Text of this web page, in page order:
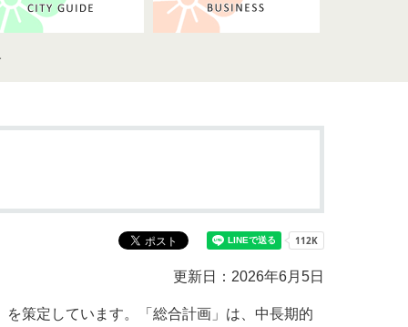
道路・交通・公園・都市計画
り
スク
戦傷・戦没者
選挙
市の窓口一覧
オープンデータ
商工業
更新日：2026年6月5日
策定しています。「総合計画」は、中長期的